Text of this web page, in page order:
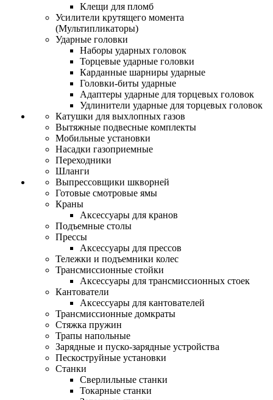
Клещи для пломб
Усилители крутящего момента
(Мультипликаторы)
Ударные головки
Наборы ударных головок
Торцевые ударные головки
Карданные шарниры ударные
Головки-биты ударные
Адаптеры ударные для торцевых головок
Удлинители ударные для торцевых головок
Катушки для выхлопных газов
Вытяжные подвесные комплекты
Мобильные установки
Насадки газоприемные
Переходники
Шланги
Выпрессовщики шкворней
Готовые смотровые ямы
Краны
Аксессуары для кранов
Подъемные столы
Прессы
Аксессуары для прессов
Тележки и подъемники колес
Трансмиссионные стойки
Аксессуары для трансмиссионных стоек
Кантователи
Аксессуары для кантователей
Трансмиссионные домкраты
Стяжка пружин
Трапы напольные
Зарядные и пуско-зарядные устройства
Пескоструйные установки
Станки
Сверлильные станки
Токарные станки